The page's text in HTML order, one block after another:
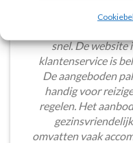
Het boeken van
snel. De website
klantenservice is
De aangeboden
handig voor
regelen. Het
omvatten vaak